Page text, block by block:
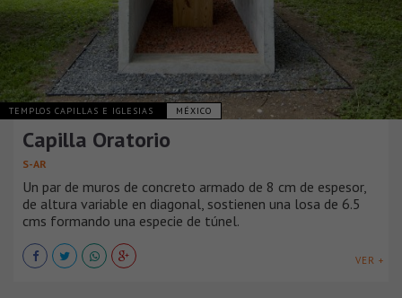
TEMPLOS CAPILLAS E IGLESIAS MÉXICO
Capilla Oratorio
S-AR
Un par de muros de concreto armado de 8 cm de espesor,
de altura variable en diagonal, sostienen una losa de 6.5
cms formando una especie de túnel.
VER +